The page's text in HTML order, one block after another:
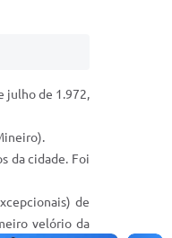
julho de 1.972,
da cidade. Foi
de
velório da